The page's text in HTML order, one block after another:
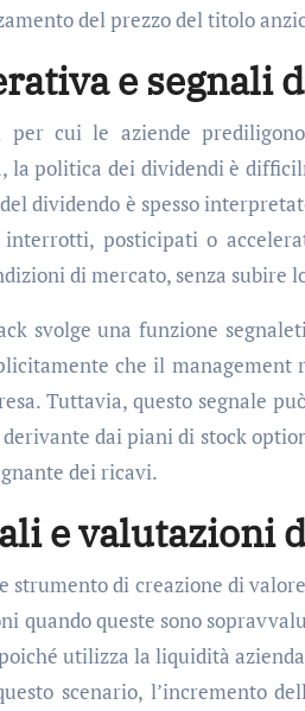
del prezzo del titolo
e segnali
per cui le aziende
la politica dei dividendi è
dividendo è spesso
interrotti, posticipati o
di mercato, senza subire
svolge una funzione
che il management
Tuttavia, questo segnale
dai piani di stock
dei ricavi.
e valutazioni
strumento di creazione di
quando queste sono
utilizza la liquidità
scenario, l’incremento